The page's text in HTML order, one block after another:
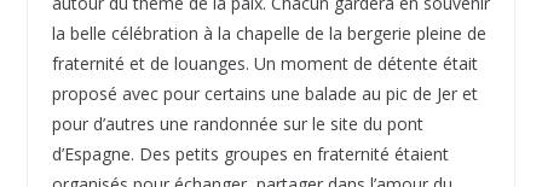
la belle célébration à la chapelle de la bergerie pleine de
fraternité et de louanges. Un moment de détente était
proposé avec pour certains une balade au pic de Jer et
pour d’autres une randonnée sur le site du pont
d’Espagne. Des petits groupes en fraternité étaient